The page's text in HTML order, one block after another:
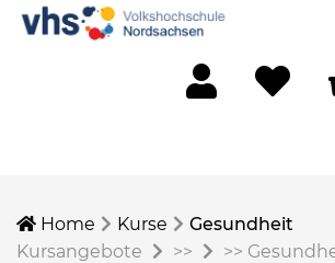
Home Kurse
Gesundheit
Kursangebote
>> >>